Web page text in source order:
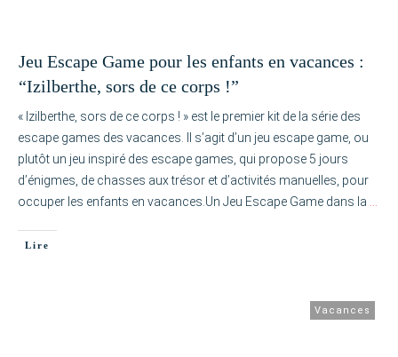
Jeu Escape Game pour les enfants en vacances :
“Izilberthe, sors de ce corps !”
« Izilberthe, sors de ce corps ! » est le premier kit de la série des
escape games des vacances. Il s’agit d’un jeu escape game, ou
plutôt un jeu inspiré des escape games, qui propose 5 jours
d’énigmes, de chasses aux trésor et d’activités manuelles, pour
occuper les enfants en vacances.Un Jeu Escape Game dans la
Lire
Vacances